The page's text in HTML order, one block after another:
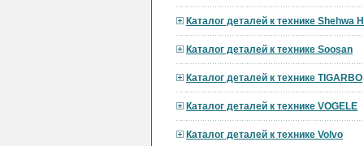
Каталог деталей к технике Shehwa
Каталог деталей к технике Soosan
Каталог деталей к технике TIGARBO
Каталог деталей к технике VOGELE
Каталог деталей к технике Volvo